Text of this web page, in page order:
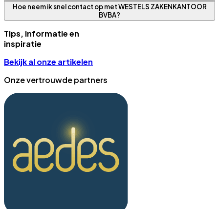
Hoe neem ik snel contact op met WESTELS ZAKENKANTOOR
BVBA?
Tips, informatie en
inspiratie
Bekijk al onze artikelen
Onze vertrouwde partners